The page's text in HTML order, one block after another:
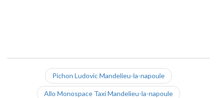
Pichon Ludovic Mandelieu-la-napoule
Allo Monospace Taxi Mandelieu-la-napoule